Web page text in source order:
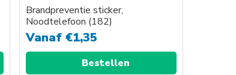
Brandpreventie sticker,
Noodtelefoon (182)
Vanaf€1,35
Bestellen